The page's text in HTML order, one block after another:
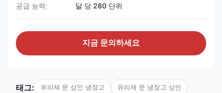
공급 능력:
달 당 280 단위
지금 문의하세요
태그: 유리제 문 상인 냉장고 유리제 문 냉장고 상인